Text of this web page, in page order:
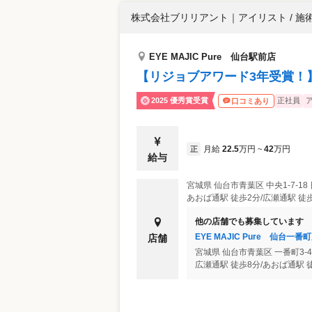
株式会社ブリリアント ｜ アイリスト / 施
EYE MAJIC Pure 仙台駅前店
【リジョブアワード3年受賞
2025 優秀賞受賞 口コミあり 正社員
給与
正 月給 22.5万円 ~ 42万円
店舗
宮城県 仙台市青葉区 中央1-7-18
あおば通駅 徒歩2分/広瀬通駅 徒
他の店舗でも募集しています
EYE MAJIC Pure 仙台一番
宮城県 仙台市青葉区 一番町3-
広瀬通駅 徒歩8分/あおば通駅